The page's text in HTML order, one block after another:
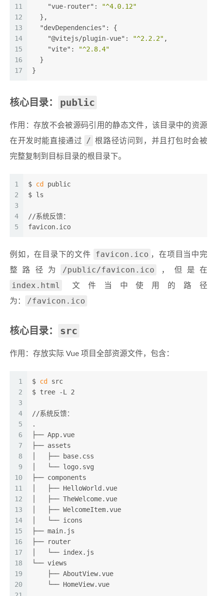
11
12
13
14
15
16
17
"vue-router" :
"^4.0.12"
  },
"devDependencies" : {
"@vitejs/plugin-vue" : "^2.2.2" ,
"vite" :
"^2.8.4"
  }
}
核心目录： public
作用：存放不会被源码引用的静态文件，该目录中的资源
在开发时能直接通过
/ 根路径访问到，并且打包时会被
完整复制到目标目录的根目录下。
1
2
3
4
5
$ cd
public
$ ls
//系统反馈：
favicon.ico
例如，在目录下的文件 favicon.ico ，在项目当中完
整路径为
/public/favicon.ico ，但是在
index.html
文件当中使用的路径
为：
/favicon.ico
核心目录： src
作用：存放实际 Vue 项目全部资源文件，包含：
1
2
3
4
5
6
7
8
9
10
11
12
13
14
15
16
17
18
19
20
$ cd
src
$ tree -L 2
//系统反馈：
.
├── App.vue
├── assets
│   ├── base.css
│   └── logo.svg
├── components
│   ├── HelloWorld.vue
│   ├── TheWelcome.vue
│   ├── WelcomeItem.vue
│   └── icons
├── main.js
├── router
│   └── index.js
└── views
    ├── AboutView.vue
    └── HomeView.vue